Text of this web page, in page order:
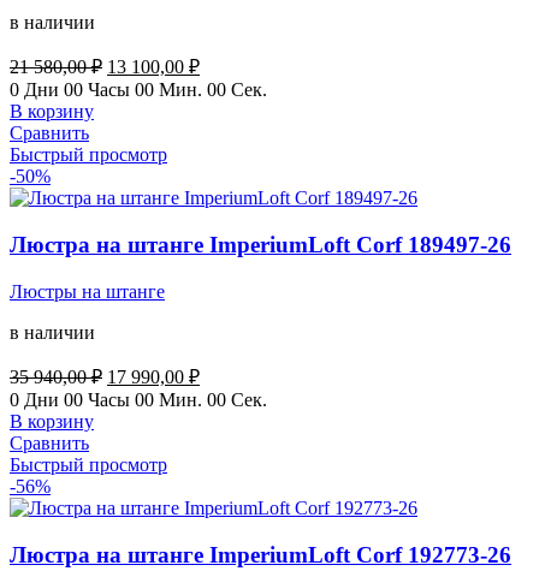
в наличии
21 580,00₽ Первоначальная
цена
580,00 ₽.
13 100,00 ₽Текущая
цена:
0 Дни 00 Часы 00 Мин. 00 Сек.
В корзину
Сравнить
Быстрый просмотр
-50%
Люстра на штанге ImperiumLoft Corf 189497-26
Люстры на штанге
в наличии
35 940,00₽ Первоначальная
цена
940,00 ₽.
17 990,00 ₽Текущая
цена:
0 Дни 00 Часы 00 Мин. 00 Сек.
В корзину
Сравнить
Быстрый просмотр
-56%
Люстра на штанге ImperiumLoft Corf 192773-26